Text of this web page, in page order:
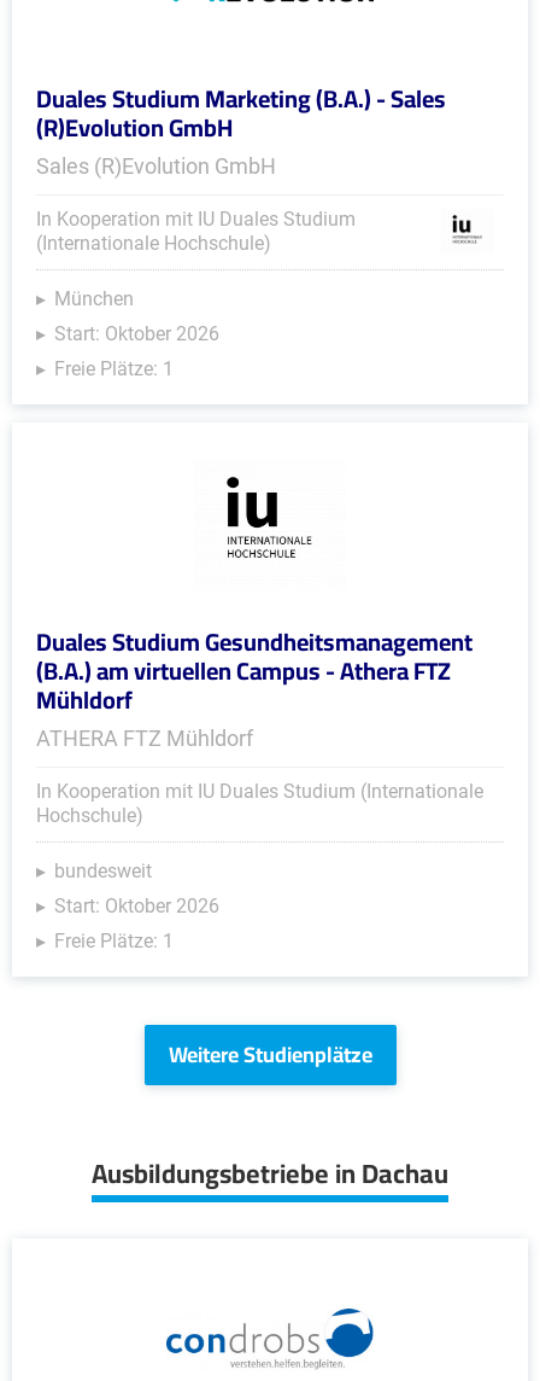
Duales Studium Marketing (B.A.) - Sales
(R)Evolution GmbH
Sales (R)Evolution GmbH
In Kooperation mit IU Duales Studium
(Internationale Hochschule)
München
Start: Oktober 2026
Freie Plätze: 1
Duales Studium Gesundheitsmanagement
(B.A.) am virtuellen Campus - Athera FTZ
Mühldorf
ATHERA FTZ Mühldorf
In Kooperation mit IU Duales Studium (Internationale
Hochschule)
bundesweit
Start: Oktober 2026
Freie Plätze: 1
Weitere Studienplätze
Ausbildungsbetriebe in Dachau